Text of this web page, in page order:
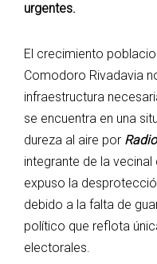
urgentes.
El crecimiento
Comodoro Rivadavia
infraestructura
se encuentra en una
dureza al aire por
integrante de la
expuso la
debido a la falta de
político que reflota
electorales.